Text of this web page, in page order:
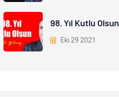
98. Yıl Kutlu Olsun
Eki 29 2021